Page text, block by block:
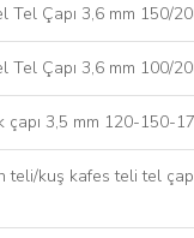
Tel Çapı 3,6 mm 150/
Tel Çapı 3,6 mm 100/
çapı 3,5 mm 120-150-
teli/kuş kafes teli tel